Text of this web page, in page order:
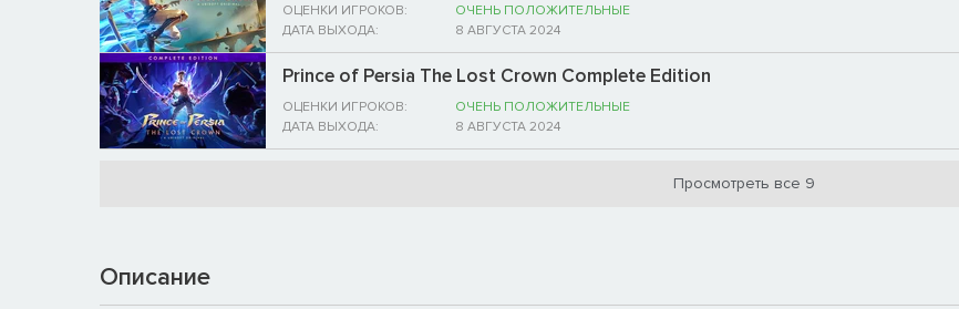
ОЦЕНКИ ИГРОКОВ:
ОЧЕНЬ ПОЛОЖИТЕЛЬНЫЕ
ДАТА ВЫХОДА:
8 АВГУСТА 2024
Prince of Persia The Lost Crown Complete Edition
ОЦЕНКИ ИГРОКОВ:
ОЧЕНЬ ПОЛОЖИТЕЛЬНЫЕ
ДАТА ВЫХОДА:
8 АВГУСТА 2024
Просмотреть все 9
Описание